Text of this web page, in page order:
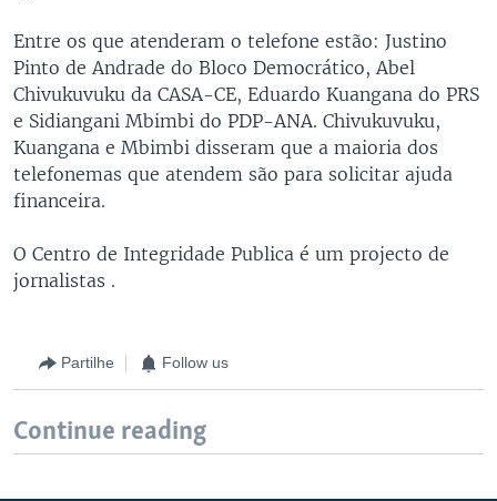
Entre os que atenderam o telefone estão: Justino
Pinto de Andrade do Bloco Democrático, Abel
Chivukuvuku da CASA-CE, Eduardo Kuangana do PRS
e Sidiangani Mbimbi do PDP-ANA. Chivukuvuku,
Kuangana e Mbimbi disseram que a maioria dos
telefonemas que atendem são para solicitar ajuda
financeira.
O Centro de Integridade Publica é um projecto de
jornalistas .
Partilhe Follow us
Continue reading